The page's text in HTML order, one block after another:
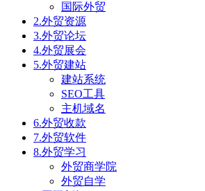
国际外贸
2.外贸资源
3.外贸论坛
4.外贸展会
5.外贸建站
建站系统
SEO工具
主机域名
6.外贸收款
7.外贸软件
8.外贸学习
外贸商学院
外贸自学